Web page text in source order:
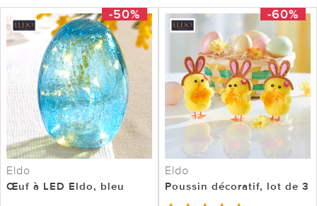
-50%
Eldo
Œuf à LED Eldo, bleu
-60%
Eldo
Poussin décoratif, lot de 3